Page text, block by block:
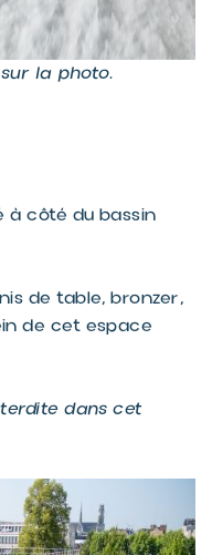
la photo.
à côté du bassin
de table, bronzer,
de cet espace
dans cet